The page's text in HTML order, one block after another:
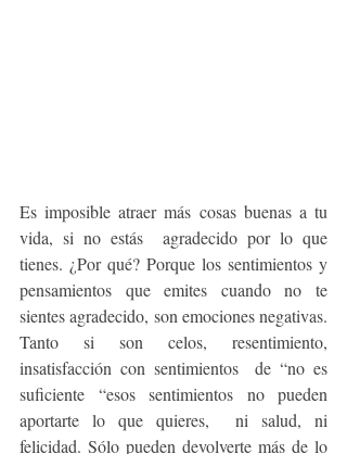
Es imposible atraer más cosas buenas a tu
vida, si no estás  agradecido por lo que
tienes. ¿Por qué? Porque los sentimientos y
pensamientos que emites cuando no te
sientes agradecido, son emociones negativas.
Tanto si son celos, resentimiento,
insatisfacción con sentimientos  de “no es
suficiente “esos sentimientos no pueden
aportarte lo que quieres,  ni salud, ni
felicidad. Sólo pueden devolverte más de lo